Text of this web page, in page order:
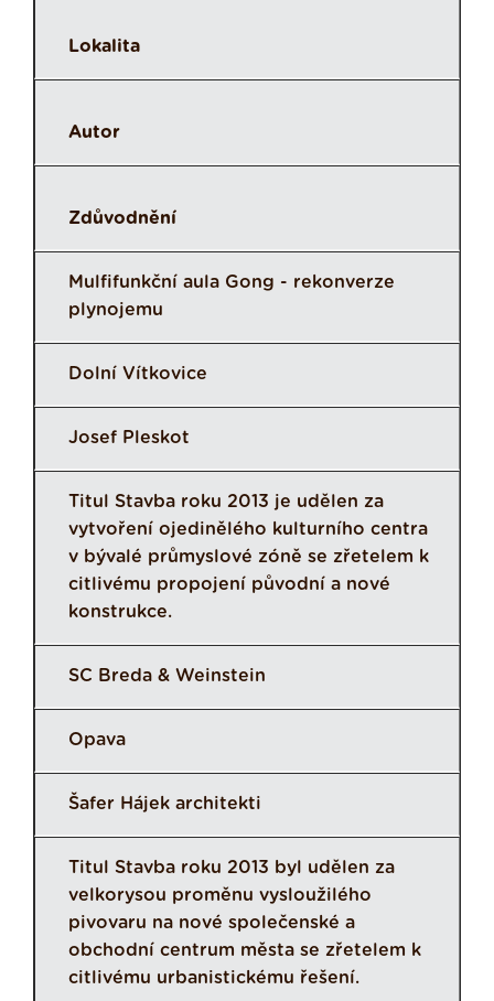
Lokalita
Autor
Zdůvodnění
Mulfifunkční aula Gong - rekonverze
plynojemu
Dolní Vítkovice
Josef Pleskot
Titul Stavba roku 2013 je udělen za
vytvoření ojedinělého kulturního centra
v bývalé průmyslové zóně se zřetelem k
citlivému propojení původní a nové
konstrukce.
SC Breda & Weinstein
Opava
Šafer Hájek architekti
Titul Stavba roku 2013 byl udělen za
velkorysou proměnu vysloužilého
pivovaru na nové společenské a
obchodní centrum města se zřetelem k
citlivému urbanistickému řešení.